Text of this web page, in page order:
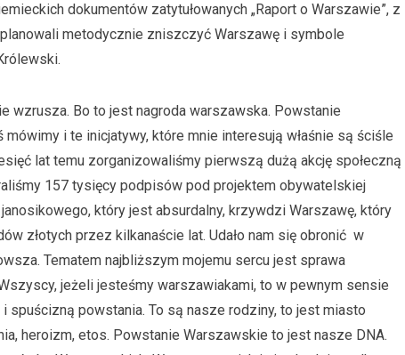
dokumentów zatytułowanych „Raport o Warszawie”, z
metodycznie zniszczyć Warszawę i symbole
wzrusza. Bo to jest nagroda warszawska. Powstanie
i te inicjatywy, które mnie interesują właśnie są ściśle
lat temu zorganizowaliśmy pierwszą dużą akcję społeczną
157 tysięcy podpisów pod projektem obywatelskiej
który jest absurdalny, krzywdzi Warszawę, który
złotych przez kilkanaście lat. Udało nam się obronić w
Tematem najbliższym mojemu sercu jest sprawa
jeżeli jesteśmy warszawiakami, to w pewnym sensie
spuścizną powstania. To są nasze rodziny, to jest miasto
heroizm, etos. Powstanie Warszawskie to jest nasze DNA.